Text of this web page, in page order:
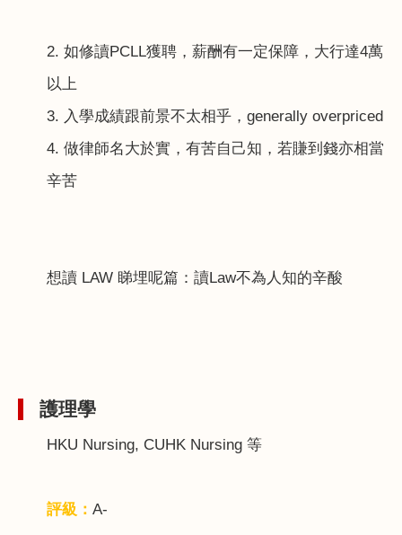
2. 如修讀PCLL獲聘，薪酬有一定保障，大行達4萬
以上
3. 入學成績跟前景不太相乎， generally overpriced
4. 做律師名大於實，有苦自己知，若賺到錢亦相當
辛苦
想讀 LAW 睇埋呢篇： 讀Law不為人知的辛酸
護理學
HKU Nursing, CUHK Nursing 等
評級： A-